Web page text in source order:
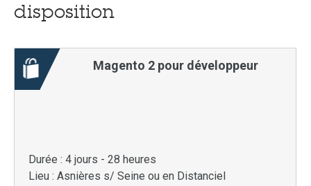
disposition
Magento 2 pour développeur
Durée : 4 jours - 28 heures
Lieu : Asnières s/ Seine ou en Distanciel